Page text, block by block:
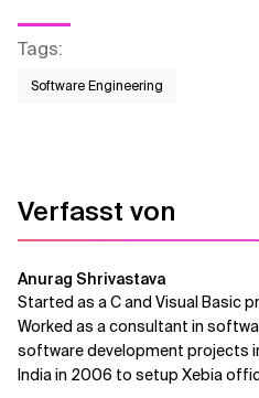
Tags:
Software Engineering
Verfasst von
Anurag Shrivastava
Started as a C and Visual Basic
Worked as a consultant in
software development projects
India in 2006 to setup Xebia